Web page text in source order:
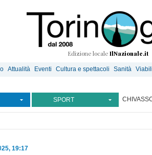
Edizione locale IlNazionale.it
Attualità Eventi Cultura e spettacoli Sanità
SPORT
19:17